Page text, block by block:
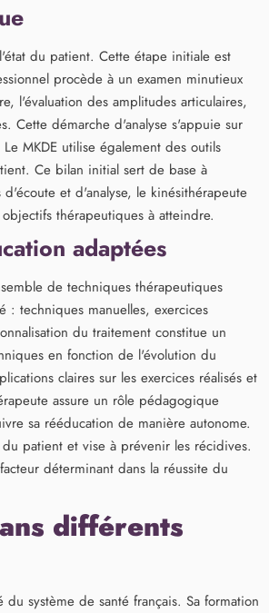
du patient. Cette étape initiale est
procède à un examen minutieux
l'évaluation des amplitudes articulaires,
Cette démarche d'analyse s'appuie sur
MKDE utilise également des outils
Ce bilan initial sert de base à
et d'analyse, le kinésithérapeute
thérapeutiques à atteindre.
adaptées
de techniques thérapeutiques
: techniques manuelles, exercices
du traitement constitue un
en fonction de l'évolution du
claires sur les exercices réalisés et
assure un rôle pédagogique
sa rééducation de manière autonome.
patient et vise à prévenir les récidives.
déterminant dans la réussite du
différents
système de santé français. Sa formation